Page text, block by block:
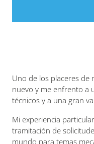
Uno de los placeres de
nuevo y me enfrento a
técnicos y a una gran
Mi experiencia
tramitación de
mundo para temas